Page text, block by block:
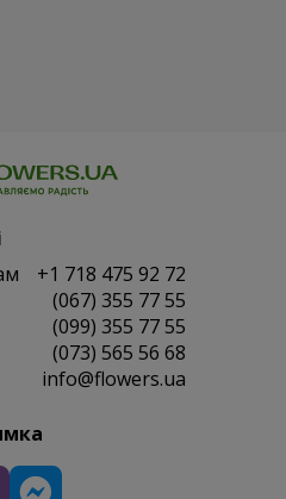
+1 718 475 92 72
(067) 355 77 55
(099) 355 77 55
(073) 565 56 68
info@flowers.ua